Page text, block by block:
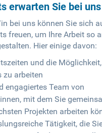
erwarten Sie bei uns
bei uns können Sie sich
freuen, um Ihre Arbeit so
Hier einige davon:
und die
zu arbeiten
engagiertes Team von
mit dem Sie
Projekten arbeiten
Tätigkeit, die